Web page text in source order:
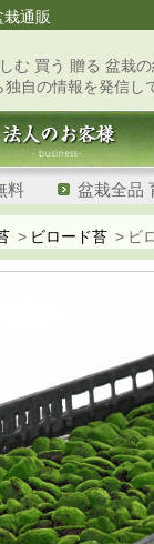
通販
む 買う 贈る 盆栽
自の情報を発信し
料 盆栽全品
ビロード苔 ビ